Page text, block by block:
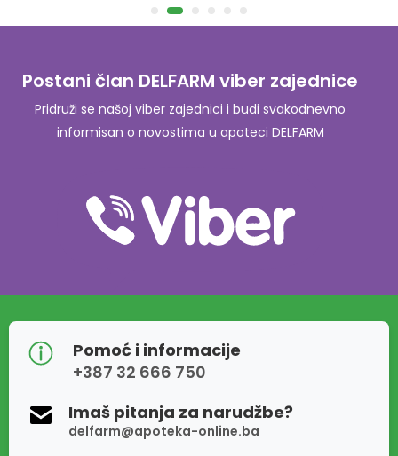
Postani član DELFARM viber zajednice
Pridruži se našoj viber zajednici i budi svakodnevno
informisan o novostima u apoteci DELFARM
Pomoć i informacije
+387 32 666 750
Imaš pitanja za narudžbe?
delfarm@apoteka-online.ba